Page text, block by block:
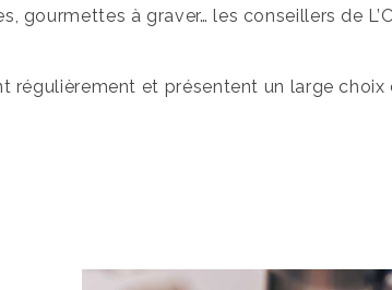
gourmettes à graver… les conseillers de
régulièrement et présentent un large choix